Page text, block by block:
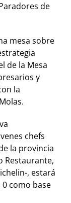
de
mesa sobre
de la Mesa
y
la
chefs
la provincia
Restaurante,
, estará
como base